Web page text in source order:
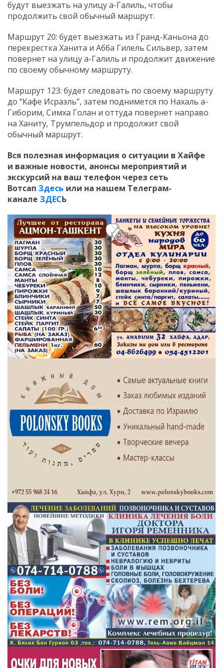
будут выезжать на улицу а-Галиль, чтобы
продолжить свой обычный маршрут.
Маршрут 20: будет выезжать из Гранд-Каньона до
перекрестка Ханита и Абба Гилель Сильвер, затем
повернет на улицу а-Галиль и продолжит движение
по своему обычному маршруту.
Маршрут 123: будет следовать по своему маршруту
до “Кафе Исраэль”, затем поднимется по Нахаль а-
Гиборим, Симха Голан и оттуда повернет направо
на Ханиту, Трумпельдор и продолжит свой
обычный маршрут.
Вся полезная информация о ситуации в Хайфе
и важные новости, анонсы мероприятий и
экскурсий на ваш телефон через сеть
Вотсап Здесь или на нашем Телеграм-
канале ЗДЕСЬ